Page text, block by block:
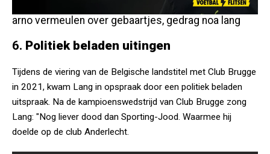
arno vermeulen over gebaartjes, gedrag noa lang
6. Politiek beladen uitingen
Tijdens de viering van de Belgische landstitel met Club Brugge
in 2021, kwam Lang in opspraak door een politiek beladen
uitspraak. Na de kampioenswedstrijd van Club Brugge zong
Lang: "Nog liever dood dan Sporting-Jood. Waarmee hij
doelde op de club Anderlecht.